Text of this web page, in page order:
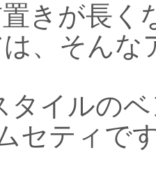
きが長
、そんな
タイルの
セティで